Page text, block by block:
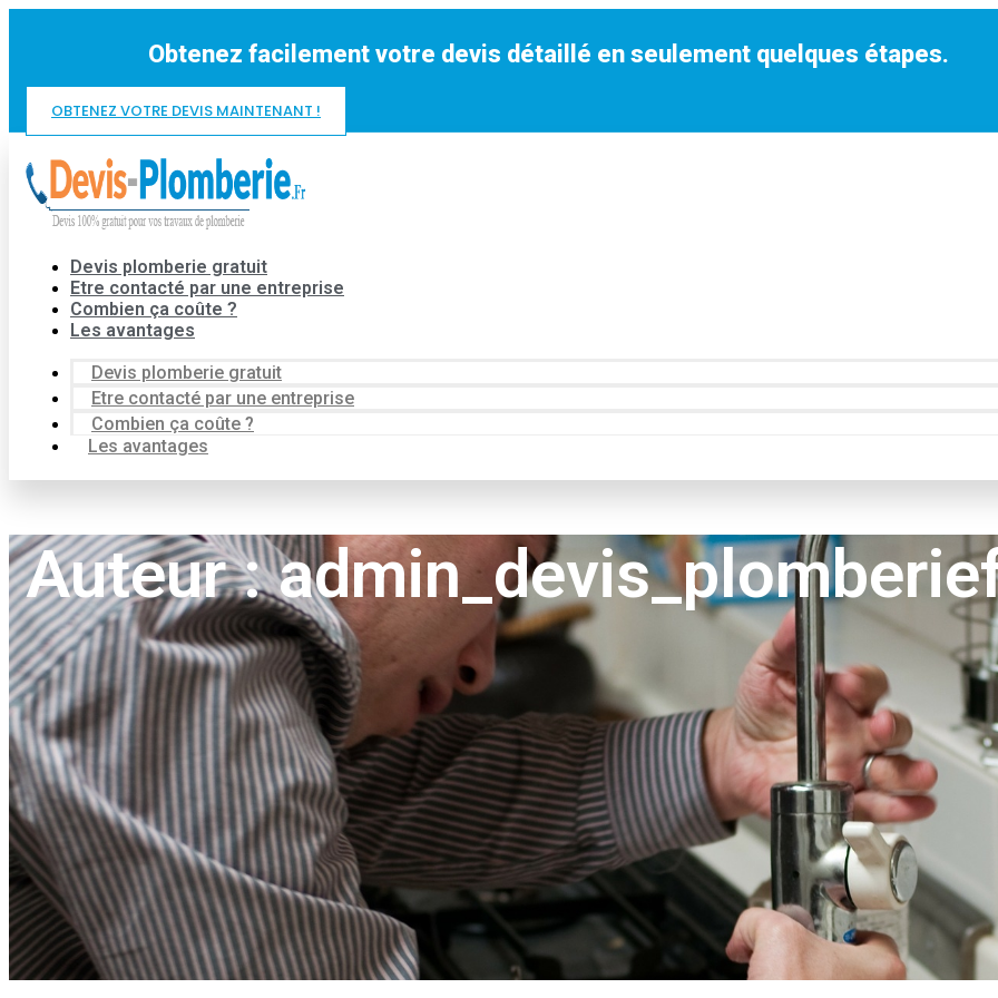
Obtenez facilement votre devis détaillé en seulement quelques étapes.
OBTENEZ VOTRE DEVIS MAINTENANT !
Devis plomberie gratuit
Etre contacté par une entreprise
Combien ça coûte ?
Les avantages
Devis plomberie gratuit
Etre contacté par une entreprise
Combien ça coûte ?
Les avantages
Auteur :